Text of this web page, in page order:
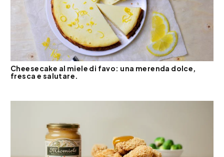
Cheesecake al miele di favo: una merenda dolce,
fresca e salutare.